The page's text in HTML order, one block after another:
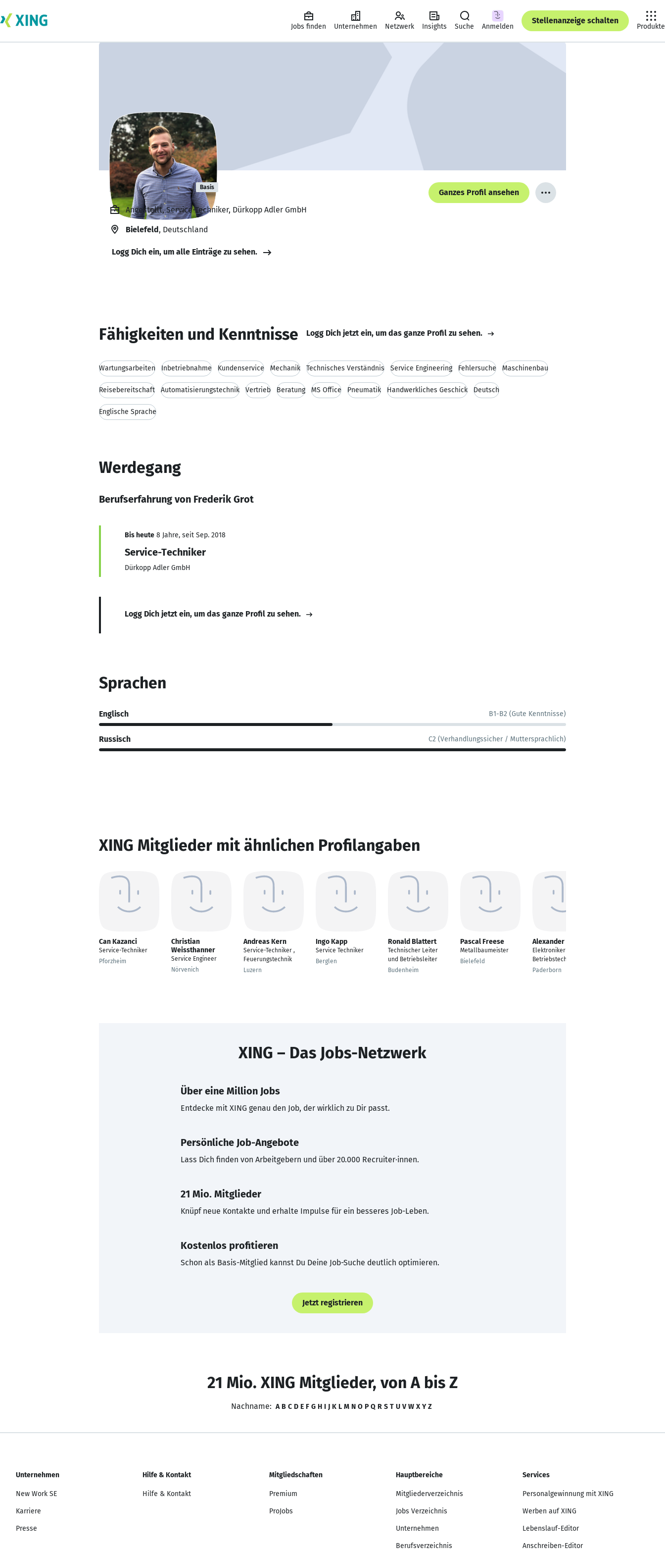
Jobs finden Unternehmen Netzwerk Insights Suche Anmelden
Stellenanzeige schalten
Produkte
Frederik Grot Basis
Ganzes Profil ansehen
Angestellt, Service-Techniker, Dürkopp Adler GmbH
Bielefeld, Deutschland
Logg Dich ein, um alle Einträge zu sehen.
Fähigkeiten und Kenntnisse Logg Dich jetzt ein, um das ganze Profil zu sehen.
Wartungsarbeiten Inbetriebnahme Kundenservice Mechanik Technisches Verständnis Service Engineering Fehlersuche Maschinenbau
Reisebereitschaft Automatisierungstechnik Vertrieb Beratung MS Office Pneumatik Handwerkliches Geschick Deutsch
Englische Sprache
Werdegang
Berufserfahrung von Frederik Grot
Bis heute 8 Jahre, seit Sep. 2018
Service-Techniker
Dürkopp Adler GmbH
Logg Dich jetzt ein, um das ganze Profil zu sehen.
Sprachen
Englisch B1-B2 (Gute Kenntnisse)
Russisch C2 (Verhandlungssicher / Muttersprachlich)
XING Mitglieder mit ähnlichen Profilangaben
Can Kazanci
Service-Techniker
Pforzheim
Christian
Weissthanner
Service Engineer
Nörvenich
Andreas Kern
Service-Techniker ,
Feuerungstechnik
Luzern
Ingo Kapp
Service Techniker
Berglen
Ronald Blattert
Technischer Leiter
und Betriebsleiter
Budenheim
Pascal Freese
Metallbaumeister
Bielefeld
Alexander Uscov
Elektroniker für
Betriebstechnik
Paderborn
XING – Das Jobs-Netzwerk
Über eine Million Jobs
Entdecke mit XING genau den Job, der wirklich zu Dir passt.
Persönliche Job-Angebote
Lass Dich finden von Arbeitgebern und über 20.000 Recruiter·innen.
21 Mio. Mitglieder
Knüpf neue Kontakte und erhalte Impulse für ein besseres Job-Leben.
Kostenlos profitieren
Schon als Basis-Mitglied kannst Du Deine Job-Suche deutlich optimieren.
Jetzt registrieren
21 Mio. XING Mitglieder, von A bis Z
Nachname: A B C D E F G H I J K L M N O P Q R S T U V W X Y Z
Unternehmen
New Work SE
Karriere
Presse
Hilfe & Kontakt
Hilfe & Kontakt
Mitgliedschaften
Premium
ProJobs
Hauptbereiche
Mitgliederverzeichnis
Jobs Verzeichnis
Unternehmen
Berufsverzeichnis
Services
Personalgewinnung mit XING
Werben auf XING
Lebenslauf-Editor
Anschreiben-Editor